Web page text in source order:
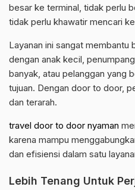
besar ke terminal, tidak perlu
tidak perlu khawatir mencari
Layanan ini sangat membantu
dengan anak kecil,
banyak, atau pelanggan yang
tujuan. Dengan door to door,
dan terarah.
travel door to door nyaman
karena mampu
dan efisiensi dalam satu
Lebih Tenang Untuk